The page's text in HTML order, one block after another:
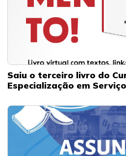
Saiu o terceiro livro do
Especialização em